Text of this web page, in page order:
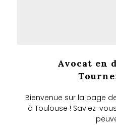
Avocat en
Bienvenue sur la page
à Toulouse ! Saviez-